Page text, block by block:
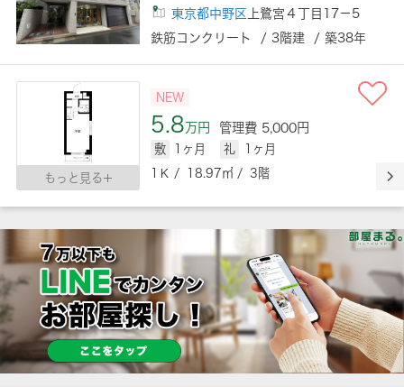
東京都中野区
上鷺宮４丁目17－5
鉄筋コンクリート / 3階建 / 築38年
もっと見る
NEW
5.8万円 管理費 5,000円
敷 1ヶ月 礼
1ヶ月
1Ｋ / 18.97㎡ / 3階